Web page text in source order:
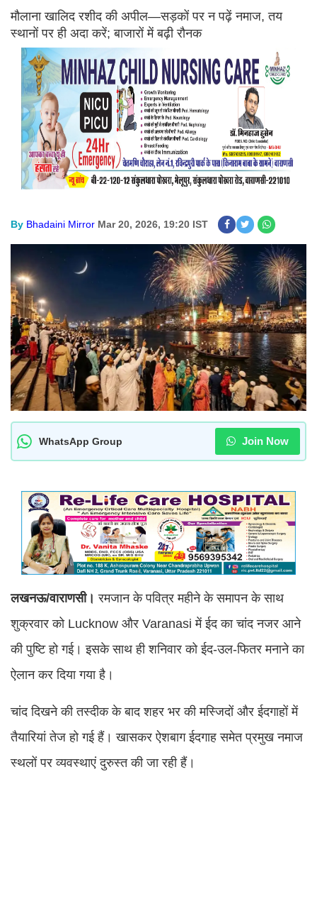
मौलाना खालिद रशीद की अपील—सड़कों पर न पढ़ें नमाज, तय
स्थानों पर ही अदा करें; बाजारों में बढ़ी रौनक
By Bhadaini Mirror Mar 20, 2026, 19:20 IST
WhatsApp Group Join Now
लखनऊ/वाराणसी। रमजान के पवित्र महीने के समापन के साथ
शुक्रवार को Lucknow और Varanasi में ईद का चांद नजर आने
की पुष्टि हो गई। इसके साथ ही शनिवार को ईद-उल-फितर मनाने का
ऐलान कर दिया गया है।
चांद दिखने की तस्दीक के बाद शहर भर की मस्जिदों और ईदगाहों में
तैयारियां तेज हो गई हैं। खासकर ऐशबाग ईदगाह समेत प्रमुख नमाज
स्थलों पर व्यवस्थाएं दुरुस्त की जा रही हैं।